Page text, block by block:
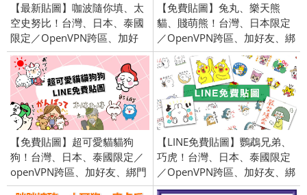
【最新貼圖】咖波隨你填、太
空史努比！台灣、日本、泰國
限定／OpenVPN跨區、加好
友、綁門號／2019/07/18
【免費貼圖】兔丸、樂天熊
貓、賤萌熊！台灣、日本限定
／OpenVPN跨區、加好友、綁
門號／2021/2/23
【免費貼圖】超可愛貓貓狗
狗！台灣、日本、泰國限定／
openVPN跨區、加好友、綁門
號／2018/08/07
【LINE免費貼圖】鸚鵡兄弟、
巧虎！台灣、日本、泰國限定
／OpenVPN跨區、加好友、綁
門號／2021/6/8